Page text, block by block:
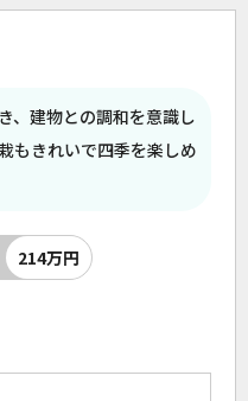
、建物との調和を意識し
もきれいで四季を楽しめ
214万円